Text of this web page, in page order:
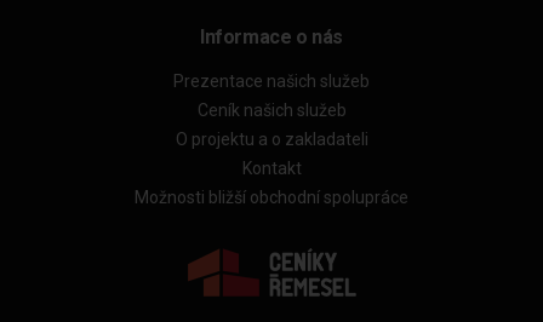
Informace o nás
Prezentace našich služeb
Ceník našich služeb
O projektu a o zakladateli
Kontakt
Možnosti bližší obchodní spolupráce